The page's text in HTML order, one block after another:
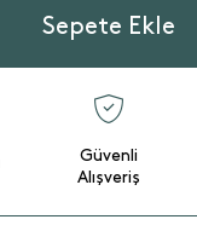
Sepete Ekle
Güvenli
Alışveriş